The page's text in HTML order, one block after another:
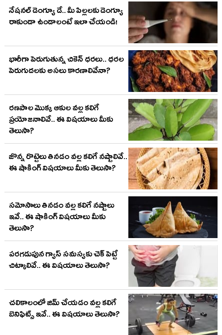
నేషనల్ డెంగ్యూ డే.. మీ పిల్లలకు డెంగ్యూ
రాకుండా ఉండాలంటే ఇలా చేయండి!
భారీగా పెరుగుతున్న చికెన్ ధరలు.. ధరల
పెరుగుదలకు అసలు కారణాలివేనా?
రణపాల మొక్క ఆకుల వల్ల కలిగే
ప్రయోజనాలివే.. ఈ విషయాలు మీకు
తెలుసా?
జొన్న రొట్టెలు తినడం వల్ల కలిగే నష్టాలివే..
ఈ షాకింగ్ విషయాలు మీకు తెలుసా?
సమోసాలు తినడం వల్ల కలిగే నష్టాలు
ఇవే.. ఈ షాకింగ్ విషయాలు మీకు
తెలుసా?
పరగడుపున గ్యాస్ సమస్యకు చెక్ పెట్టే
చిట్కాలివే.. ఈ విషయాలు తెలుసా?
చలికాలంలో జిమ్ చేయడం వల్ల కలిగే
బెనిఫిట్స్ ఇవే.. ఈ విషయాలు తెలుసా?